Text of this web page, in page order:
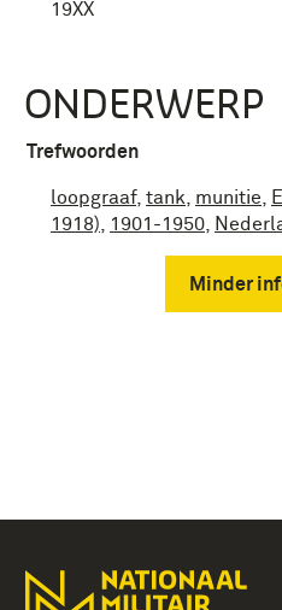
19XX
ONDERWERP
Trefwoorden
loopgraaf, tank munitie
1918)
1901-1950
Minder